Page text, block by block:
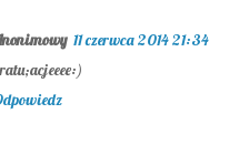
11 czerwca 2014 21:34